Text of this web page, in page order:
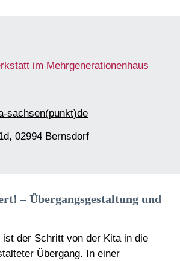
im Mehrgenerationenhaus
sachsen(punkt)de
02994 Bernsdorf
– Übergangsgestaltung und
der Schritt von der Kita in die
Übergang. In einer